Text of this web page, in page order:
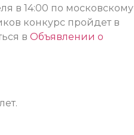
в 14:00 по московскому
конкурс пройдет в
в Объявлении о